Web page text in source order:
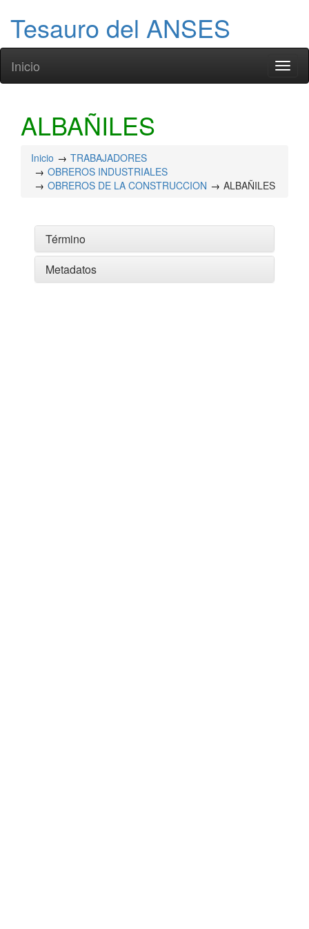
Tesauro del ANSES
Inicio
ALBAÑILES
Inicio
TRABAJADORES
OBREROS INDUSTRIALES
OBREROS DE LA CONSTRUCCION
ALBAÑILES
Término
Metadatos